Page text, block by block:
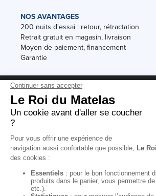
NOS AVANTAGES
200 nuits d'essai : retour, rétractation
Retrait gratuit en magasin, livraison
Moyen de paiement, financement
Garantie
Conditions des offres
Black Friday
Destockage
Conditions Générales de vente magasin
Mentions Légales
Données personnelles